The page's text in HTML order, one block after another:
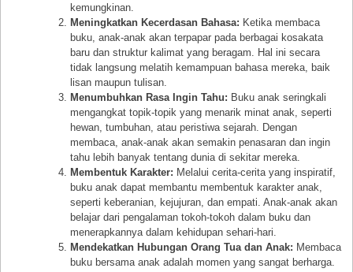
kemungkinan.
Meningkatkan Kecerdasan Bahasa: Ketika membaca
buku, anak-anak akan terpapar pada berbagai kosakata
baru dan struktur kalimat yang beragam. Hal ini secara
tidak langsung melatih kemampuan bahasa mereka, baik
lisan maupun tulisan.
Menumbuhkan Rasa Ingin Tahu: Buku anak seringkali
mengangkat topik-topik yang menarik minat anak, seperti
hewan, tumbuhan, atau peristiwa sejarah. Dengan
membaca, anak-anak akan semakin penasaran dan ingin
tahu lebih banyak tentang dunia di sekitar mereka.
Membentuk Karakter: Melalui cerita-cerita yang inspiratif,
buku anak dapat membantu membentuk karakter anak,
seperti keberanian, kejujuran, dan empati. Anak-anak akan
belajar dari pengalaman tokoh-tokoh dalam buku dan
menerapkannya dalam kehidupan sehari-hari.
Mendekatkan Hubungan Orang Tua dan Anak: Membaca
buku bersama anak adalah momen yang sangat berharga.